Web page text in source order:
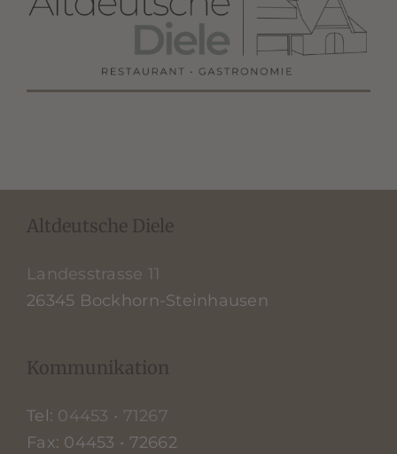
Altdeutsche Diele
Landesstrasse 11
26345 Bockhorn-Steinhausen
Kommunikation
Tel: 04453 • 71267
Fax: 04453 • 72662